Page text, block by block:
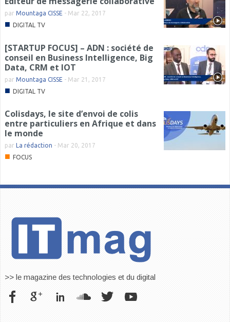
par Mountaga CISSE - Mar 22, 2017
■ DIGITAL TV
[STARTUP FOCUS] – ADN : société de
conseil en Business Intelligence, Big
Data, CRM et IOT
par Mountaga CISSE - Mar 21, 2017
■ DIGITAL TV
Colisdays, le site d’envoi de colis
entre particuliers en Afrique et dans
le monde
par La rédaction - Mar 20, 2017
■ FOCUS
>> le magazine des technologies et du digital